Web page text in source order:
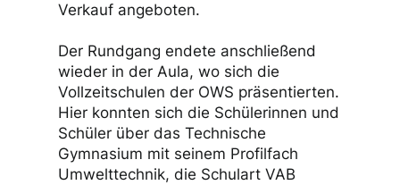
Verkauf angeboten.
Der Rundgang endete anschließend
wieder in der Aula, wo sich die
Vollzeitschulen der OWS präsentierten.
Hier konnten sich die Schülerinnen und
Schüler über das Technische
Gymnasium mit seinem Profilfach
Umwelttechnik, die Schulart VAB